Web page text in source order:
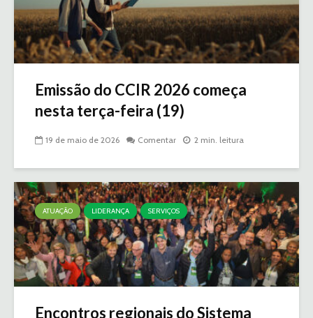
Emissão do CCIR 2026 começa
nesta terça-feira (19)
19 de maio de 2026 Comentar 2 min. leitura
ATUAÇÃO LIDERANÇA SERVIÇOS
Encontros regionais do Sistema